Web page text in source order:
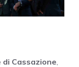
di Cassazione